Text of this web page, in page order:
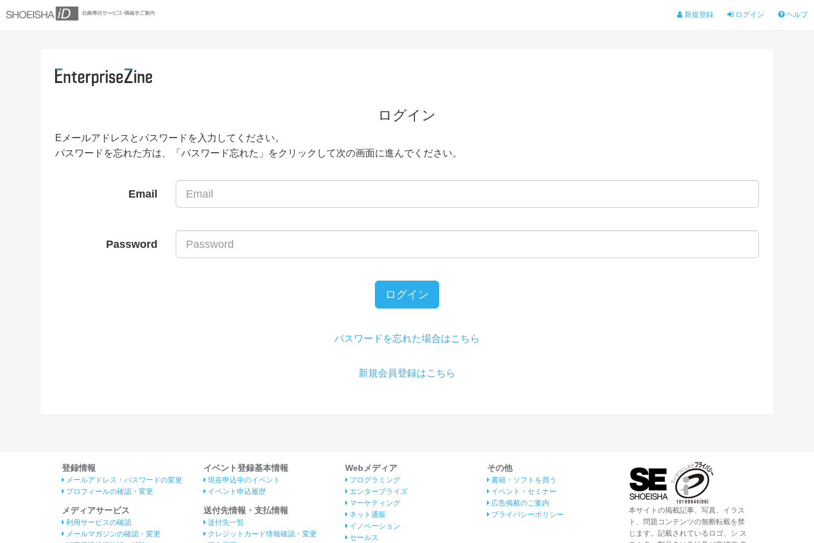
新規登録 ログイン ヘルプ
ログイン
Eメールアドレスとパスワードを入力してください。
パスワードを忘れた方は、「パスワード忘れた」をクリックして次の画面に進んでください。
Email
Password
ログイン
パスワードを忘れた場合はこちら
新規会員登録はこちら
登録情報
メールアドレス・パスワードの変更
プロフィールの確認・変更
メディアサービス
利用サービスの確認
メールマガジンの確認・変更
イベント登録基本情報
現在申込中のイベント
イベント申込履歴
送付先情報・支払情報
送付先一覧
クレジットカード情報確認・変更
Webメディア
プログラミング
エンタープライズ
マーケティング
ネット通販
イノベーション
セールス
その他
書籍・ソフトを買う
イベント・セミナー
広告掲載のご案内
プライバシーポリシー
本サイトの掲載記事、写真、イラス
ト、問題コンテンツの無断転載を禁
じます。記載されているロゴ、シ ス